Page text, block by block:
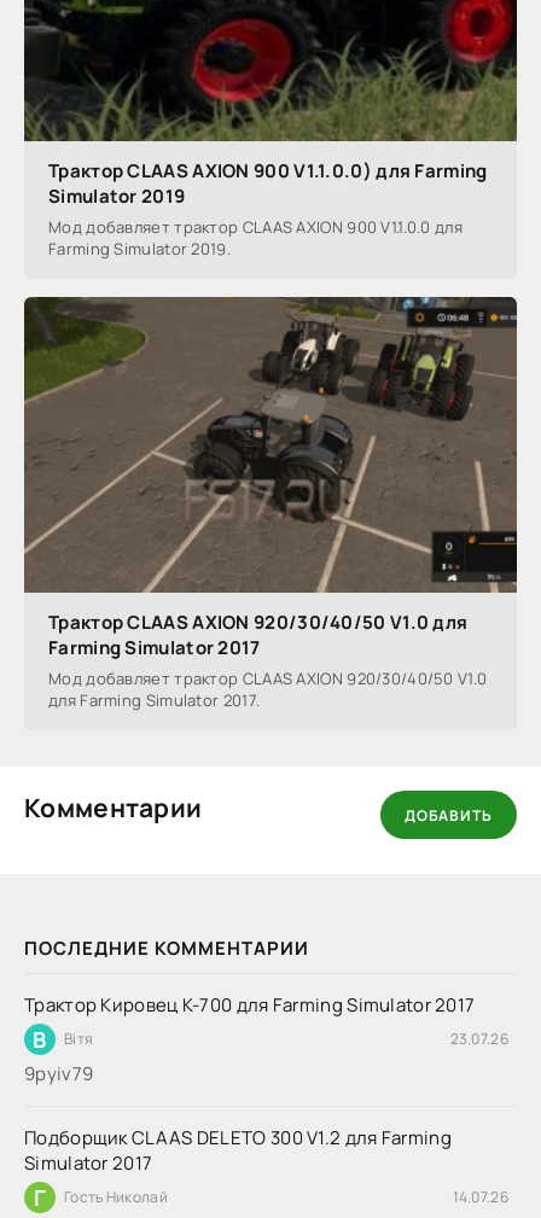
ПОСЛЕДНИЕ КОММЕНТАРИИ
Трактор Кировец К-700 для Farming Simulator 2017
В Вітя 23.07.26
9руіv79
Подборщик CLAAS DELETO 300 V1.2 для Farming
Simulator 2017
Г Гость Николай 14.07.26
Трактор CLAAS AXION 900 V1.1.0.0) для Farming
Simulator 2019
Мод добавляет трактор CLAAS AXION 900 V1.1.0.0 для
Farming Simulator 2019.
Трактор CLAAS AXION 920/30/40/50 V1.0 для
Farming Simulator 2017
Мод добавляет трактор CLAAS AXION 920/30/40/50 V1.0
для Farming Simulator 2017.
Комментарии ДОБАВИТЬ